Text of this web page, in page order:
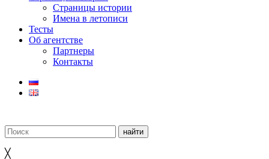
Страницы истории
Имена в летописи
Тесты
Об агентстве
Партнеры
Контакты
╳